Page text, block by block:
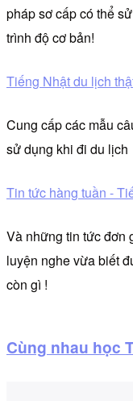
pháp sơ cấp có thể
trình độ cơ bản!
Tiếng Nhật du lịch
Cung cấp các mẫu
sử dụng khi đi du lịch
Tin tức hàng tuần -
Và những tin tức đơn
luyện nghe vừa biết
còn gì !
Cùng nhau học